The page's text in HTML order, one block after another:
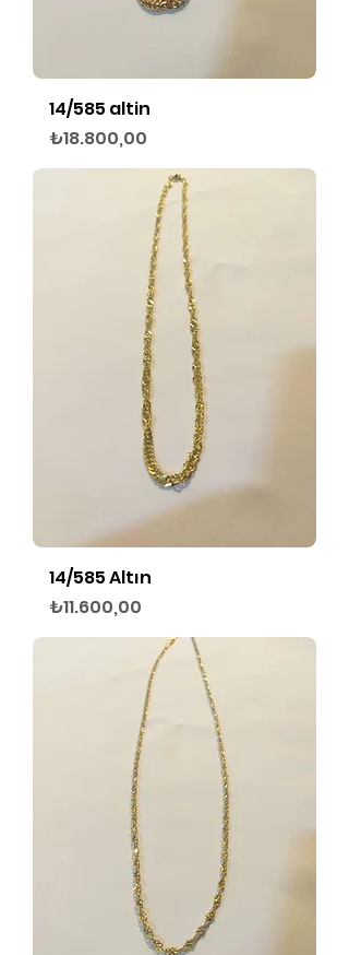
14/585 altin
Fiyat
₺18.800,00
14/585 Altın
Fiyat
₺11.600,00